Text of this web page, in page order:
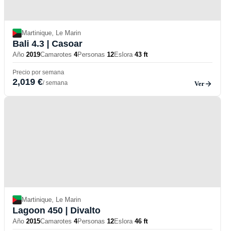
Martinique, Le Marin
Bali 4.3 | Casoar
Año 2019Camarotes 4Personas 12Eslora 43 ft
Precio por semana
2,019 €/ semana Ver
Martinique, Le Marin
Lagoon 450 | Divalto
Año 2015Camarotes 4Personas 12Eslora 46 ft